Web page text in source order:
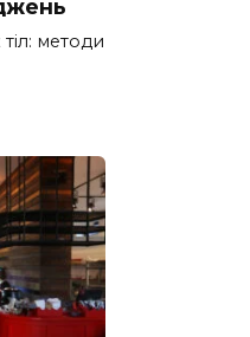
методи